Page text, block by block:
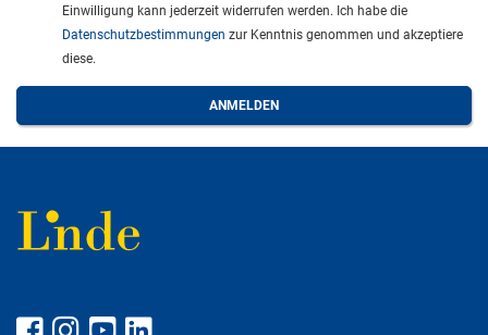
Einwilligung kann jederzeit widerrufen werden. Ich habe die
Datenschutzbestimmungen zur Kenntnis genommen und akzeptiere
diese.